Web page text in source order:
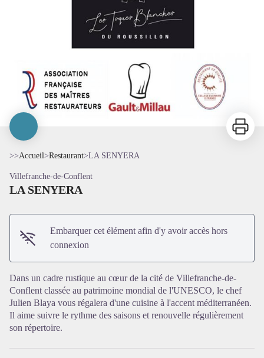
Voir l'image en plein écran
Imprimer
>>Accueil>Restaurant>LA SENYERA
Villefranche-de-Conflent
LA SENYERA
Embarquer cet élément afin d'y avoir accès hors
connexion
Dans un cadre rustique au cœur de la cité de Villefranche-de-
Conflent classée au patrimoine mondial de l'UNESCO, le chef
Julien Blaya vous régalera d'une cuisine à l'accent méditerranéen.
Il aime suivre le rythme des saisons et renouvelle régulièrement
son répertoire.